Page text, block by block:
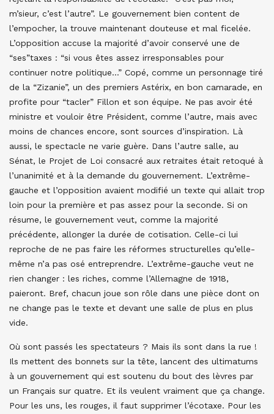
m’sieur, c’est l’autre”. Le gouvernement bien content de
l’empocher, la trouve maintenant douteuse et mal ficelée.
L’opposition accuse la majorité d’avoir conservé une de
“ses”taxes : “si vous êtes assez irresponsables pour
continuer notre politique…” Copé, comme un personnage tiré
de la “Zizanie”, un des premiers Astérix, en bon camarade, en
profite pour “tacler” Fillon et son équipe. Ne pas avoir été
ministre et vouloir être Président, comme l’autre, mais avec
moins de chances encore, sont sources d’inspiration. Là
aussi, le spectacle ne varie guère. Dans l’autre salle, au
Sénat, le Projet de Loi consacré aux retraites était retoqué à
l’unanimité et à la demande du gouvernement. L’extrême-
gauche et l’opposition avaient modifié un texte qui allait trop
loin pour la première et pas assez pour la seconde. Si on
résume, le gouvernement veut, comme la majorité
précédente, allonger la durée de cotisation. Celle-ci lui
reproche de ne pas faire les réformes structurelles qu’elle-
même n’a pas osé entreprendre. L’extrême-gauche veut ne
rien changer : les riches, comme l’Allemagne de 1918,
paieront. Bref, chacun joue son rôle dans une pièce dont on
ne change pas le texte et devant une salle de plus en plus
vide.
Où sont passés les spectateurs ? Mais ils sont dans la rue !
Ils mettent des bonnets sur la tête, lancent des ultimatums
à un gouvernement qui est soutenu du bout des lèvres par
un Français sur quatre. Et ils veulent vraiment que ça change.
Pour les uns, les rouges, il faut supprimer l’écotaxe. Pour les